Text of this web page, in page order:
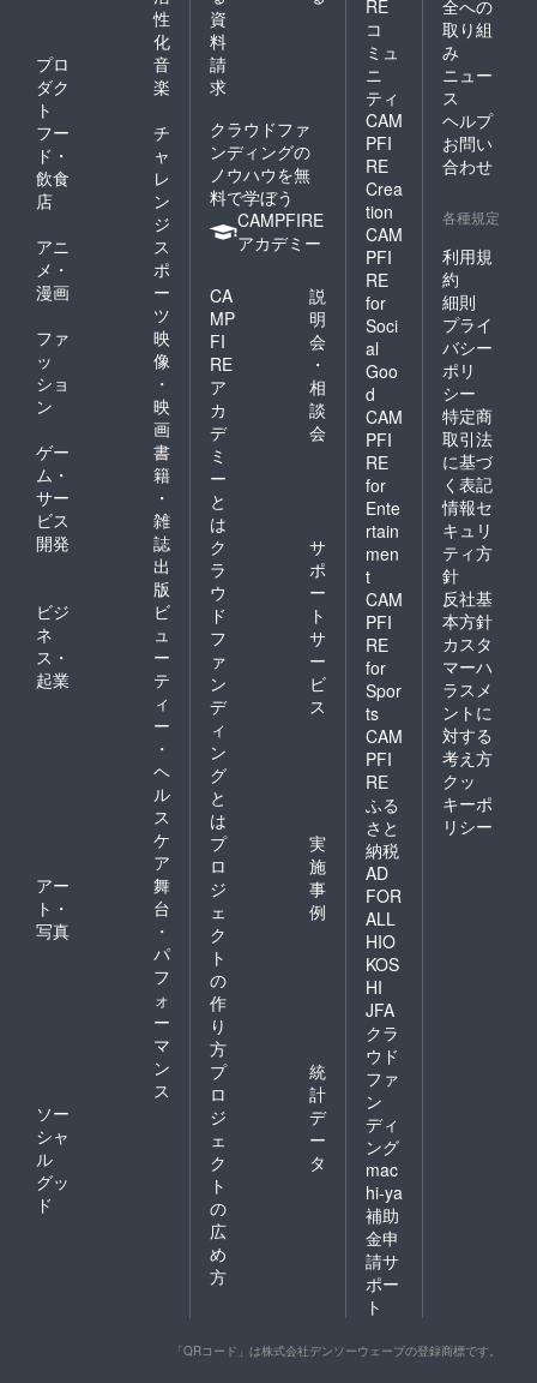
性
化
プロ
ダク
ト
音
楽
フー
ド・
飲食
店
チ
ャ
レ
ン
ジ
アニ
メ・
漫画
ス
ポ
ー
ツ
ファ
ッ
ショ
ン
映
像
・
映
画
ゲー
ム・
サー
ビス
開発
書
籍
・
雑
誌
出
版
ビジ
ネ
ス・
起業
ビ
ュ
ー
テ
ィ
ー
・
ヘ
ル
ス
ケ
ア
アー
ト・
写真
舞
台
・
パ
フ
ォ
ー
マ
ン
ス
ソー
シャ
ル
グッ
ド
資
料
請
求
クラウドファ
ンディングの
ノウハウを無
料で学ぼう
CAMPFIRE
アカデミー
CA
MP
FI
RE
ア
カ
デ
ミ
ー
と
は
説
明
会
・
相
談
会
ク
ラ
ウ
ド
フ
ァ
ン
デ
ィ
ン
グ
と
は
サ
ポ
ー
ト
サ
ー
ビ
ス
プ
ロ
ジ
ェ
ク
ト
の
作
り
方
実
施
事
例
プ
ロ
ジ
ェ
ク
ト
の
広
め
方
統
計
デ
ー
タ
RE
コ
ミュ
ニ
ティ
CAM
PFI
RE
Crea
tion
CAM
PFI
RE
for
Soci
al
Goo
d
CAM
PFI
RE
for
Ente
rtain
men
t
CAM
PFI
RE
for
Spor
ts
CAM
PFI
RE
ふる
さと
納税
AD
FOR
ALL
HIO
KOS
HI
JFA
クラ
ウド
ファ
ン
ディ
ング
mac
hi-ya
補助
金申
請サ
ポー
ト
全への
取り組
み
ニュー
ス
ヘルプ
お問い
合わせ
各種規定
利用規
約
細則
プライ
バシー
ポリ
シー
特定商
取引法
に基づ
く表記
情報セ
キュリ
ティ方
針
反社基
本方針
カスタ
マーハ
ラスメ
ントに
対する
考え方
クッ
キーポ
リシー
「QRコード」は株式会社デンソーウェーブの登録商標です。